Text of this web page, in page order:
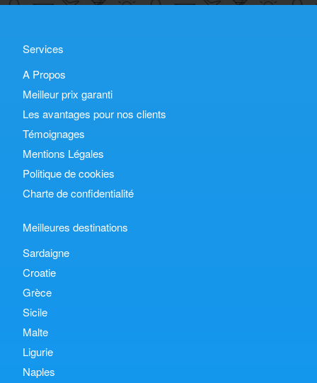
Services
A Propos
Meilleur prix garanti
Les avantages pour nos clients
Témoignages
Mentions Légales
Politique de cookies
Charte de confidentialité
Meilleures destinations
Sardaigne
Croatie
Grèce
Sicile
Malte
Ligurie
Naples